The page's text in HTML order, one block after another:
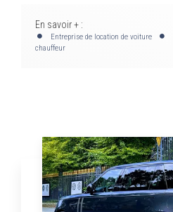
En savoir + :
Entreprise de location de voiture
chauffeur